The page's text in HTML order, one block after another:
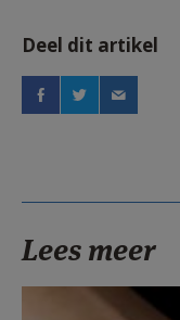
Deel dit artikel
Lees meer